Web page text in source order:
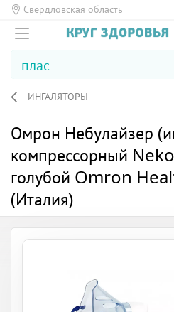
Свердловская область
ИНГАЛЯТОРЫ
Омрон Небулайзер
компрессорный
голубой Omron
(Италия)